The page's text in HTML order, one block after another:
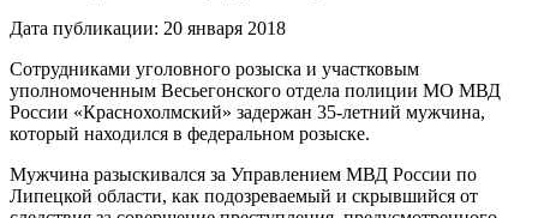
Дата публикации: 20 января 2018
Сотрудниками уголовного розыска и участковым
уполномоченным Весьегонского отдела полиции МО МВД
России «Краснохолмский» задержан 35-летний мужчина,
который находился в федеральном розыске.
Мужчина разыскивался за Управлением МВД России по
Липецкой области, как подозреваемый и скрывшийся от